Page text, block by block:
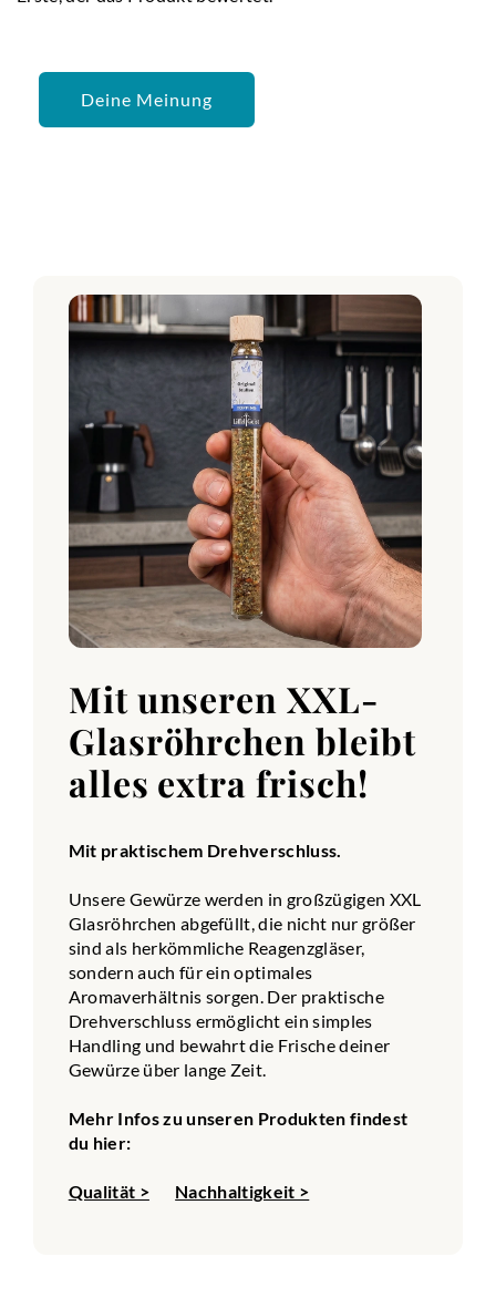
Deine Meinung
Mit unseren XXL-
Glasröhrchen bleibt
alles extra frisch!
Mit praktischem Drehverschluss.
Unsere Gewürze werden in großzügigen XXL
Glasröhrchen abgefüllt, die nicht nur größer
sind als herkömmliche Reagenzgläser,
sondern auch für ein optimales
Aromaverhältnis sorgen. Der praktische
Drehverschluss ermöglicht ein simples
Handling und bewahrt die Frische deiner
Gewürze über lange Zeit.
Mehr Infos zu unseren Produkten findest
du hier:
Qualität > Nachhaltigkeit >